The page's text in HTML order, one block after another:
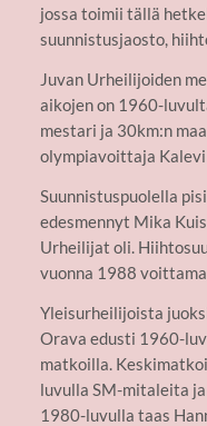
jossa toimii tällä
suunnistusjaosto,
Juvan Urheilijoiden
aikojen on 1960-
mestari ja 30km:n
olympiavoittaja Kalevi
Suunnistuspuolella
edesmennyt Mika
Urheilijat oli.
vuonna 1988
Yleisurheilijoista
Orava edusti 1960-
matkoilla.
luvulla SM-mitaleita
1980-luvulla taas